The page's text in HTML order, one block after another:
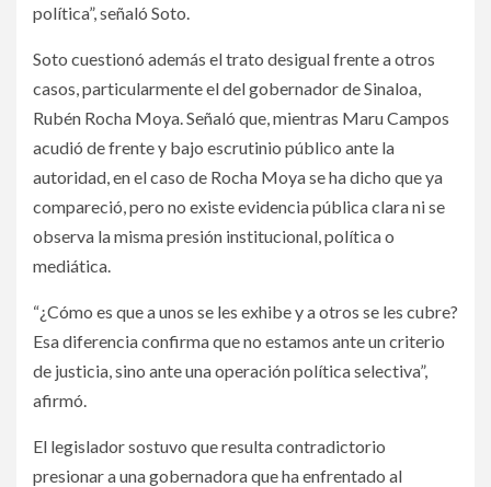
política”, señaló Soto.
Soto cuestionó además el trato desigual frente a otros
casos, particularmente el del gobernador de Sinaloa,
Rubén Rocha Moya. Señaló que, mientras Maru Campos
acudió de frente y bajo escrutinio público ante la
autoridad, en el caso de Rocha Moya se ha dicho que ya
compareció, pero no existe evidencia pública clara ni se
observa la misma presión institucional, política o
mediática.
“¿Cómo es que a unos se les exhibe y a otros se les cubre?
Esa diferencia confirma que no estamos ante un criterio
de justicia, sino ante una operación política selectiva”,
afirmó.
El legislador sostuvo que resulta contradictorio
presionar a una gobernadora que ha enfrentado al